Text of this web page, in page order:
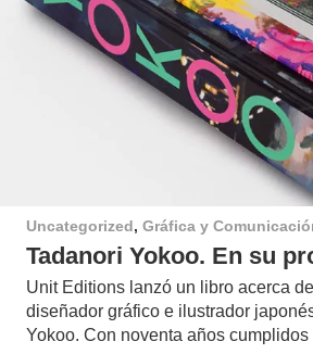
Uncategorized, Gráfica y
Tadanori Yokoo. En su
Unit Editions lanzó un libro acerca
diseñador gráfico e ilustrador
Yokoo. Con noventa años